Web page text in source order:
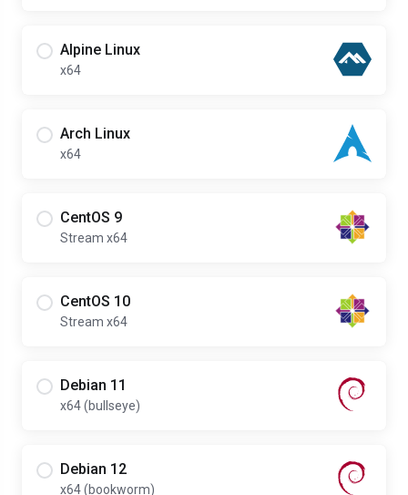
Alpine Linux
x64
Arch Linux
x64
CentOS 9
Stream x64
CentOS 10
Stream x64
Debian 11
x64 (bullseye)
Debian 12
x64 (bookworm)